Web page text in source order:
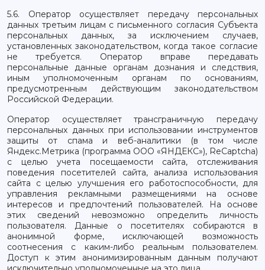
5.6. Оператор осуществляет передачу персональных
данных третьим лицам с письменного согласия Субъекта
персональных данных, за исключением случаев,
установленных законодательством, когда такое согласие
не требуется. Оператор вправе передавать
персональные данные органам дознания и следствия,
иным уполномоченным органам по основаниям,
предусмотренным действующим законодательством
Российской Федерации.
Оператор осуществляет трансграничную передачу
персональных данных при использовании инструментов
защиты от спама и веб-аналитики (в том числе
Яндекс.Метрика (программа ООО «ЯНДЕКС»), ReCaptcha)
с целью учета посещаемости сайта, отслеживания
поведения посетителей сайта, анализа использования
сайта с целью улучшения его работоспособности, для
управления рекламными размещениями на основе
интересов и предпочтений пользователей. На основе
этих сведений невозможно определить личность
пользователя. Данные о посетителях собираются в
анонимной форме, исключающей возможность
соотнесения с каким-либо реальным пользователем.
Доступ к этим анонимизированным данным получают